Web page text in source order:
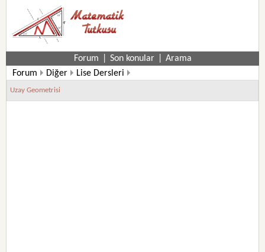
Forum Son konular
Arama
Forum
Diğer Lise Dersleri
Uzay Geometrisi